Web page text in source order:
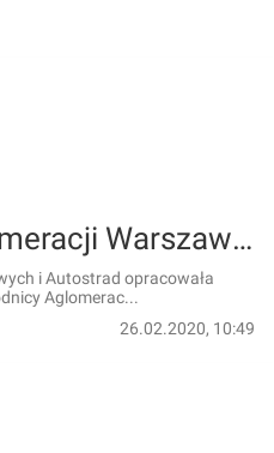
Obwodnica Aglomeracji Warszawskiej. Do ostatecznego wariantu trasy jeszcze daleko
i Autostrad opracowała
Aglomerac...
26.02.2020, 10:49